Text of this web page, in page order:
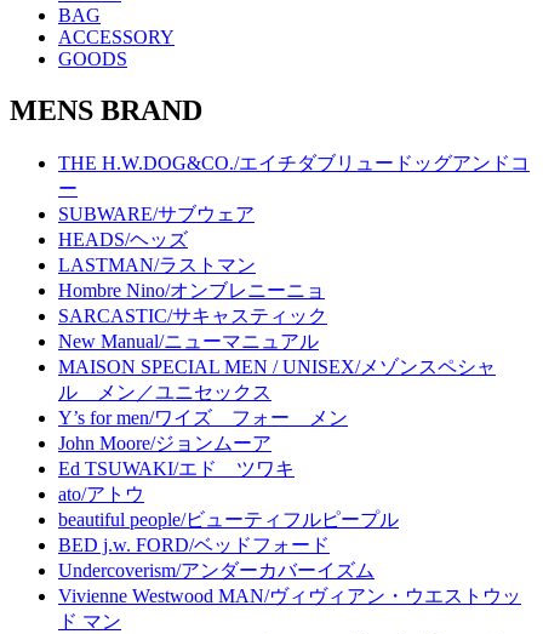
BAG
ACCESSORY
GOODS
MENS BRAND
THE H.W.DOG&CO./エイチダブリュードッグアンドコ
ー
SUBWARE/サブウェア
HEADS/ヘッズ
LASTMAN/ラストマン
Hombre Nino/オンブレニーニョ
SARCASTIC/サキャスティック
New Manual/ニューマニュアル
MAISON SPECIAL MEN / UNISEX/メゾンスペシャ
ル メン／ユニセックス
Y’s for men/ワイズ フォー メン
John Moore/ジョンムーア
Ed TSUWAKI/エド ツワキ
ato/アトウ
beautiful people/ビューティフルピープル
BED j.w. FORD/ベッドフォード
Undercoverism/アンダーカバーイズム
Vivienne Westwood MAN/ヴィヴィアン・ウエストウッ
ド マン